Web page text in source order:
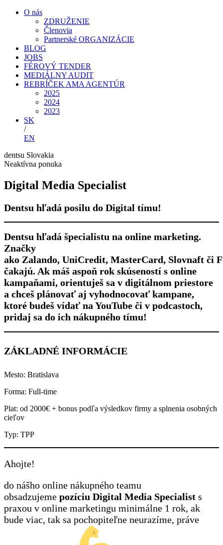
O nás
ZDRUŽENIE
Členovia
Partnerské ORGANIZÁCIE
BLOG
JOBS
FÉROVÝ TENDER
MEDIÁLNY AUDIT
REBRÍČEK AMA AGENTÚR
2025
2024
2023
SK
/
EN
dentsu Slovakia
Neaktívna ponuka
Digital Media Specialist
Dentsu hľadá posilu do Digital tímu!
Dentsu hľadá špecialistu na online marketing.
Značky
ako Zalando, UniCredit, MasterCard, Slovnaft či
čakajú. Ak máš aspoň rok skúseností s online
kampaňami, orientuješ sa v digitálnom priestore
a chceš plánovať aj vyhodnocovať kampane,
ktoré budeš vídať na YouTube či v podcastoch,
pridaj sa do ich nákupného tímu!
ZÁKLADNÉ INFORMÁCIE
Mesto: Bratislava
Forma: Full-time
Plat: od 2000€ + bonus podľa výsledkov firmy a splnenia osobných
cieľov
Typ: TPP
Ahojte!
do nášho online nákupného teamu
obsadzujeme pozíciu Digital Media Specialist s
praxou v online marketingu minimálne 1 rok, ak
bude viac, tak sa pochopiteľne neurazíme, práve